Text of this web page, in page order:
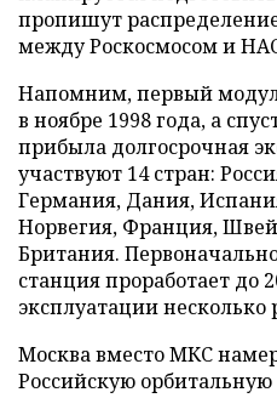
пропишут
между Роскосмосом и
Напомним, первый
в ноябре 1998 года, а
прибыла долгосрочная
участвуют 14 стран:
Германия, Дания,
Норвегия, Франция,
Британия.
станция проработает до
эксплуатации несколько
Москва вместо МКС
Российскую